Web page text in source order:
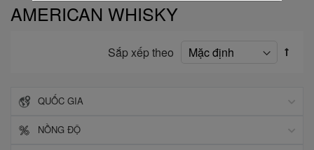
AMERICAN WHISKY
Sắp xếp theo
QUỐC GIA
NỒNG ĐỘ